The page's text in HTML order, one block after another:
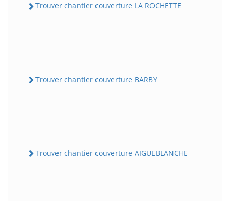
Trouver chantier couverture LA ROCHETTE
Trouver chantier couverture BARBY
Trouver chantier couverture AIGUEBLANCHE